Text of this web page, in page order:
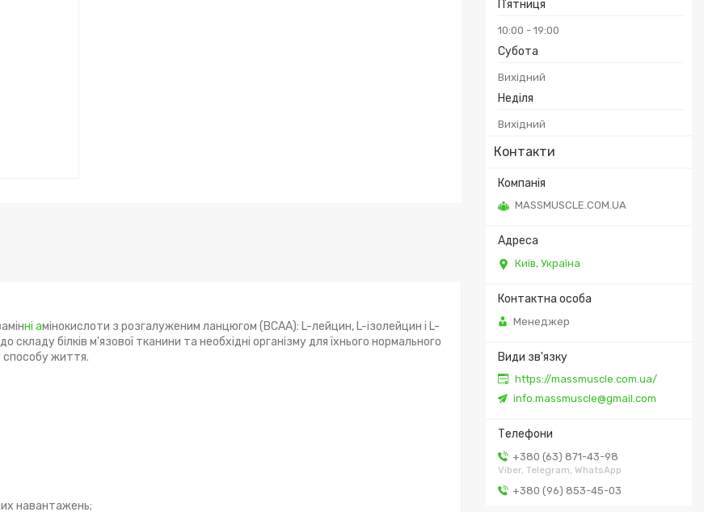
Пʼятниця
10:00 19:00
Субота
Вихідний
Неділя
Вихідний
Контакти
MASSMUSCLE.COM.UA
Київ, Україна
Менеджер
https://massmuscle.com.ua/
info.massmuscle@gmail.com
+380 (63) 871-43-98
Viber, Telegram, WhatsApp
+380 (96) 853-45-03
ні амінокислоти з розгалуженим ланцюгом (BCAA): L-лейцин, L-ізолейцин і L-
складу білків м'язової тканини та необхідні організму для їхнього нормального
способу життя.
навантажень;